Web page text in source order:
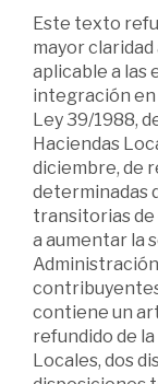
Este texto
mayor
aplicable a las
integración en
Ley 39/1988,
Haciendas
diciembre, de
determinadas
transitorias de
a aumentar la
contiene un
refundido de
Locales, dos